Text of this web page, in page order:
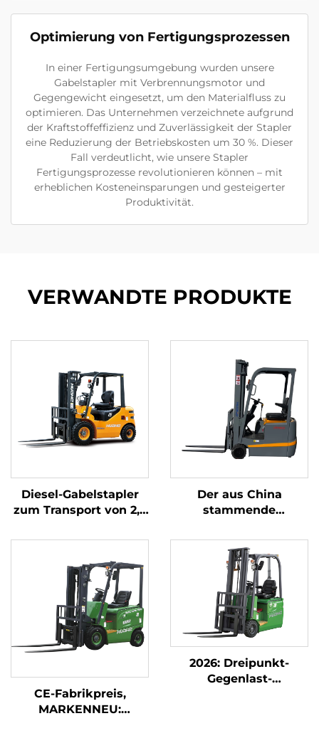
Optimierung von Fertigungsprozessen
In einer Fertigungsumgebung wurden unsere
Gabelstapler mit Verbrennungsmotor und
Gegengewicht eingesetzt, um den Materialfluss zu
optimieren. Das Unternehmen verzeichnete aufgrund
der Kraftstoffeffizienz und Zuverlässigkeit der Stapler
eine Reduzierung der Betriebskosten um 30 %. Dieser
Fall verdeutlicht, wie unsere Stapler
Fertigungsprozesse revolutionieren können – mit
erheblichen Kosteneinsparungen und gesteigerter
Produktivität.
VERWANDTE PRODUKTE
Diesel-Gabelstapler
zum Transport von 2,5
einfacher Bedienung
einer Höhe von 4 m
Der aus China
stammende
gewichtsoptimierte
Lithium-Batterie-
Gabelstapler mit 1,0
Tonne Tragfähigkeit
ist preisgünstig.
CE-Fabrikpreis,
MARKENNEU:
2026: Dreipunkt-
Gegenlast-